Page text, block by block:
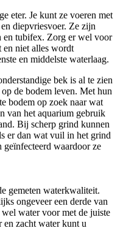
eter. Je kunt ze voeren met
diepvriesvoer. Ze zijn
en tubifex. Zorg er wel voor
en niet alles wordt
en middelste waterlaag.
bek is al te zien
de bodem leven. Met hun
bodem op zoek naar wat
van het aquarium gebruik
Bij scherp grind kunnen
er dan wat vuil in het grind
geïnfecteerd waardoor ze
gemeten waterkwaliteit.
ongeveer een derde van
water voor met de juiste
en zacht water kunt u